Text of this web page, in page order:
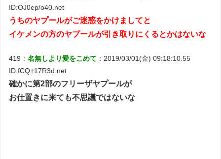
ID:OJ0ep/o40.net
うちのヤプールがご迷惑をかけましてと
イケメンの方のヤプールが引き取りにくるとかはないな
419：名無しより愛をこめて ：2019/03/01(金) 09:18:10.55
ID:fCQ+17R3d.net
確かに第2部のフリーザヤプールが
お仕置きに来ても不思議ではないな